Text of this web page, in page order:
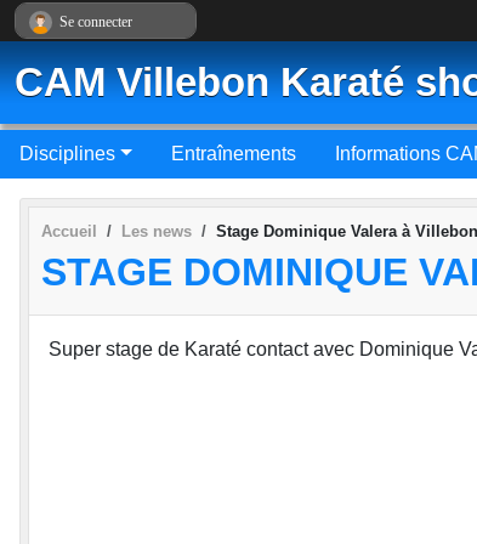
CAM Villebon Karaté
Disciplines Entraînements Informations
Accueil Les news Stage Dominique Valera à Villebon
STAGE DOMINIQUE
Super stage de Karaté contact avec Dominique
Se connecter
Panneau de gestion des cookies